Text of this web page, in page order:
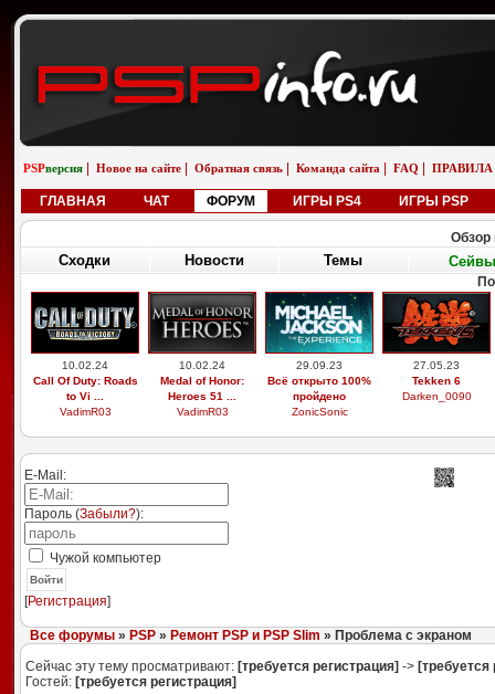
PSPверсия Новое на сайте Обратная связь Команда сайта FAQ ПРАВИЛА
ГЛАВНАЯ ЧАТ ФОРУМ ИГРЫ PS4 ИГРЫ PSP
Обзор
Сходки Новости Темы Сейвы
10.02.24
Call Of Duty: Roads
to Vi ...
VadimR03
10.02.24
Medal of Honor:
Heroes 51 ...
VadimR03
29.09.23
Всё открыто 100%
пройдено
ZonicSonic
27.05.23
Tekken 6
Darken_0090
E-Mail:
Пароль (Забыли?):
Чужой компьютер
Войти
[Регистрация]
Все форумы» PSP» Ремонт PSP и PSP Slim » Проблема с экраном
Сейчас эту тему просматривают: [требуется регистрация] -> [требуется
Гостей: [требуется регистрация]